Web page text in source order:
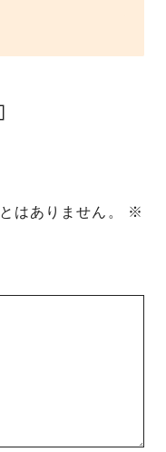
はありません。
※